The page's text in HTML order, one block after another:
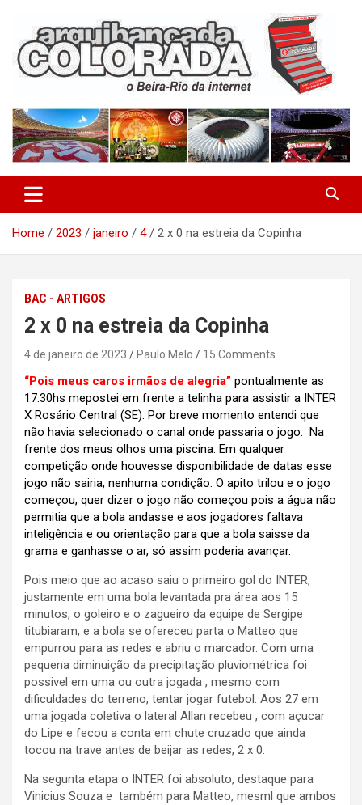
content
Arquibancada Colorada
Home 2023 janeiro 4 2 x 0 na estreia da Copinha
BAC - ARTIGOS
2 x 0 na estreia da Copinha
4 de janeiro de 2023 Paulo Melo 15 Comments
“Pois meus caros irmãos de alegria” pontualmente as
17:30hs mepostei em frente a telinha para assistir a INTER
X Rosário Central (SE). Por breve momento entendi que
não havia selecionado o canal onde passaria o jogo. Na
frente dos meus olhos uma piscina. Em qualquer
competição onde houvesse disponibilidade de datas esse
jogo não sairia, nenhuma condição. O apito trilou e o jogo
começou, quer dizer o jogo não começou pois a água não
permitia que a bola andasse e aos jogadores faltava
inteligência e ou orientação para que a bola saisse da
grama e ganhasse o ar, só assim poderia avançar.
Pois meio que ao acaso saiu o primeiro gol do INTER,
justamente em uma bola levantada pra área aos 15
minutos, o goleiro e o zagueiro da equipe de Sergipe
titubiaram, e a bola se ofereceu parta o Matteo que
empurrou para as redes e abriu o marcador. Com uma
pequena diminuição da precipitação pluviométrica foi
possivel em uma ou outra jogada , mesmo com
dificuldades do terreno, tentar jogar futebol. Aos 27 em
uma jogada coletiva o lateral Allan recebeu , com açucar
do Lipe e fecou a conta em chute cruzado que ainda
tocou na trave antes de beijar as redes, 2 x 0.
Na segunta etapa o INTER foi absoluto, destaque para
Vinicius Souza e também para Matteo, mesml que ambos